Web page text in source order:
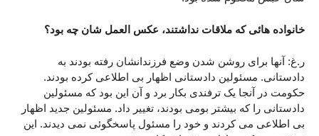
خانواده هائی که ملاقات نداشتند، عکس العمل شان چه بود؟
ر.غ: آنها برای روشن شدن وضع فرزندانشان رفته بودند به
دادستانی. مسئولین دادستانی اظهار بی اطلاعی کرده بودند.
حکومت در آنجا یک ترفندی بکار برد و آن این بود که مسئولین
دادستانی را که بیشتر بومی بودند، تغییر داد. مسئولین جدید اظهار
بی اطلاعی می کردند و خود را مسئول پاسخگوئی نمی دیدند. این